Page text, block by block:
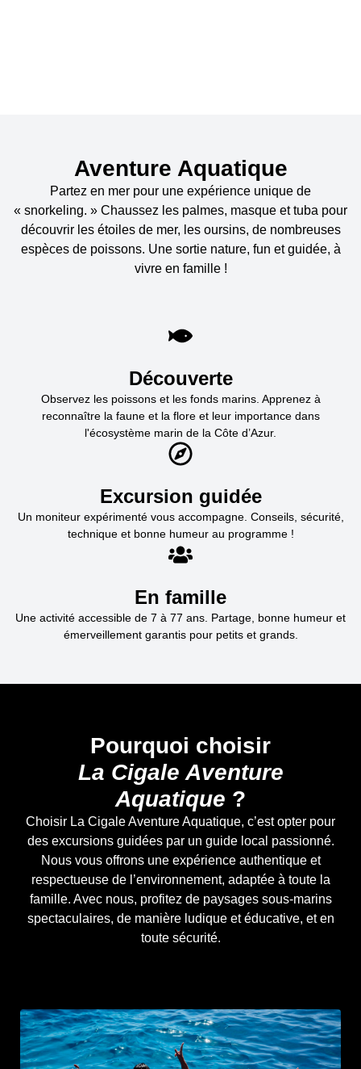
Aventure Aquatique
Partez en mer pour une expérience unique de
« snorkeling. » Chaussez les palmes, masque et tuba pour
découvrir les étoiles de mer, les oursins, de nombreuses
espèces de poissons. Une sortie nature, fun et guidée, à
vivre en famille !
Découverte
Observez les poissons et les fonds marins. Apprenez à
reconnaître la faune et la flore et leur importance dans
l'écosystème marin de la Côte d’Azur.
Excursion guidée
Un moniteur expérimenté vous accompagne. Conseils, sécurité,
technique et bonne humeur au programme !
En famille
Une activité accessible de 7 à 77 ans. Partage, bonne humeur et
émerveillement garantis pour petits et grands.
Pourquoi choisir
La Cigale Aventure
Aquatique ?
Choisir La Cigale Aventure Aquatique, c’est opter pour
des excursions guidées par un guide local passionné.
Nous vous offrons une expérience authentique et
respectueuse de l’environnement, adaptée à toute la
famille. Avec nous, profitez de paysages sous-marins
spectaculaires, de manière ludique et éducative, et en
toute sécurité.